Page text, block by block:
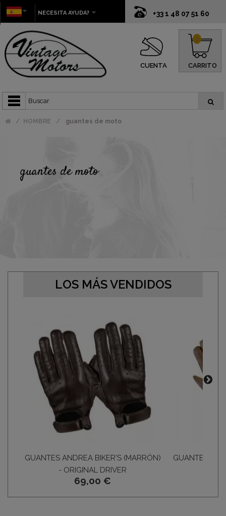
+33 1 48 07 51 60
NECESITA AYUDA?
CUENTA CARRITO
0
HOMBRE guantes de moto
guantes de moto
LOS MÁS VENDIDOS
GUANTES ANDREA BIKER'S (MARRÓN)
- ORIGINAL DRIVER
69,00 €
GUANTES